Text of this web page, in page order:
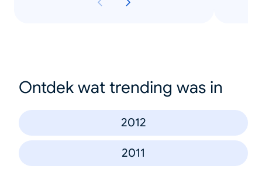
Ontdek wat trending was in
2012
2011